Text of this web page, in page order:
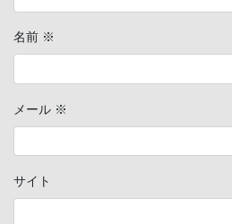
名前 ※
メール ※
サイト